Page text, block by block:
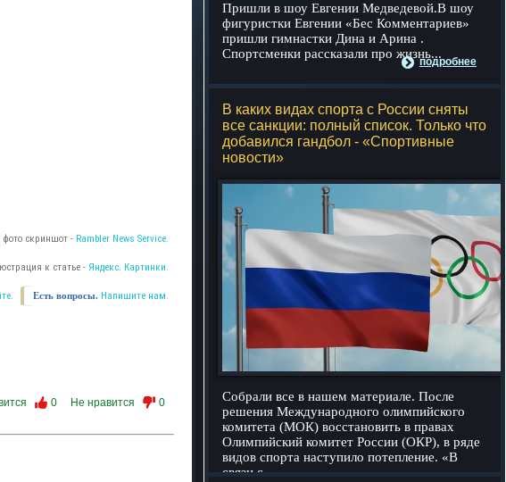
Пришли в шоу Евгении Медведевой.В шоу
фигуристки Евгении «Бес Комментариев»
пришли гимнастки Дина и Арина .
Спортсменки рассказали про жизнь...
подробнее
В каких видах спорта с России сняты
все санкции: полный список. Только что
добавился гандбол - «Спортивные
новости»
Собрали все в нашем материале. После
решения Международного олимпийского
комитета (МОК) восстановить в правах
Олимпийский комитет России (ОКР), в ряде
видов спорта наступило потепление. «В
связи с
фото скриншот - Rambler News Service.
к статье - Яндекс. Картинки.
Есть вопросы. Напишите нам.
0 Не нравится 0